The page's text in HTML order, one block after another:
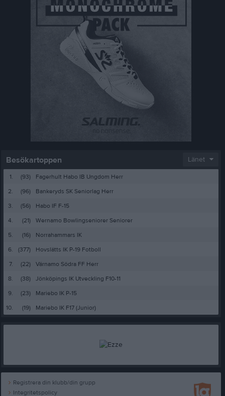
Besökartoppen Länet
1. (93)
Fagerhult Habo IB Ungdom Herr
2.
(96)
Bankeryds SK Seniorlag Herr
3.
(56)
Habo IF F-15
4.
(21)
Wernamo Bowlingseniorer Seniorer
5.
(16)
Norrahammars IK
6.
(377)
Hovslätts IK P-19 Fotboll
7.
(22)
Värnamo Södra FF Herr
8.
(38)
Jönköpings IK Utveckling F10-11
9.
(23)
Mariebo IK P-15
10.
(19) Mariebo IK F17 (Junior)
Registrera din klubb/din grupp
Integritetspolicy